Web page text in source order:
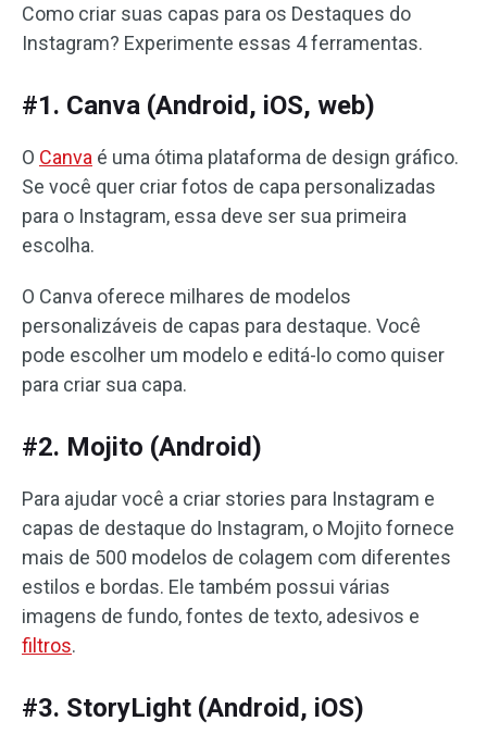
Como criar suas capas para os Destaques do
Instagram? Experimente essas 4 ferramentas.
#1. Canva (Android, iOS, web)
O Canva é uma ótima plataforma de design gráfico.
Se você quer criar fotos de capa personalizadas
para o Instagram, essa deve ser sua primeira
escolha.
O Canva oferece milhares de modelos
personalizáveis ​​de capas para destaque. Você
pode escolher um modelo e editá-lo como quiser
para criar sua capa.
#2. Mojito (Android)
Para ajudar você a criar stories para Instagram e
capas de destaque do Instagram, o Mojito fornece
mais de 500 modelos de colagem com diferentes
estilos e bordas. Ele também possui várias
imagens de fundo, fontes de texto, adesivos e
filtros.
#3. StoryLight (Android, iOS)